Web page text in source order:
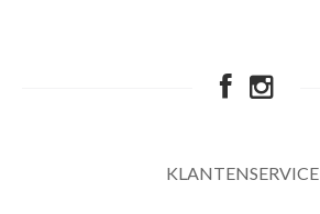
KLANTENSERVICE